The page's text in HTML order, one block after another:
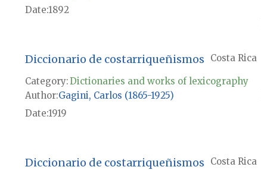
Date1892
Diccionario de costarriqueñismos Costa Rica
Category:Dictionaries and works of lexicography
Author Gagini, Carlos (1865-1925)
Date1919
Diccionario de costarriqueñismos Costa Rica